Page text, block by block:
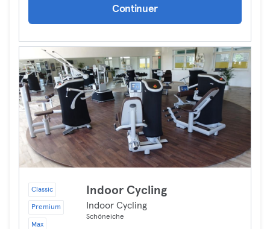
Continuer
Classic
Premium
Max
Indoor Cycling
Indoor Cycling
Schöneiche